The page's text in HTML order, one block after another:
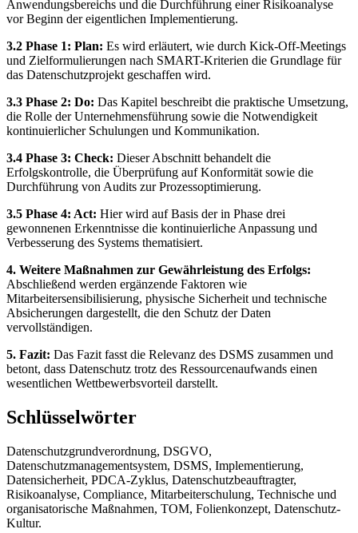
Anwendungsbereichs und die Durchführung einer Risikoanalyse
vor Beginn der eigentlichen Implementierung.
3.2 Phase 1: Plan: Es wird erläutert, wie durch Kick-Off-Meetings
und Zielformulierungen nach SMART-Kriterien die Grundlage für
das Datenschutzprojekt geschaffen wird.
3.3 Phase 2: Do: Das Kapitel beschreibt die praktische Umsetzung,
die Rolle der Unternehmensführung sowie die Notwendigkeit
kontinuierlicher Schulungen und Kommunikation.
3.4 Phase 3: Check: Dieser Abschnitt behandelt die
Erfolgskontrolle, die Überprüfung auf Konformität sowie die
Durchführung von Audits zur Prozessoptimierung.
3.5 Phase 4: Act: Hier wird auf Basis der in Phase drei
gewonnenen Erkenntnisse die kontinuierliche Anpassung und
Verbesserung des Systems thematisiert.
4. Weitere Maßnahmen zur Gewährleistung des Erfolgs:
Abschließend werden ergänzende Faktoren wie
Mitarbeitersensibilisierung, physische Sicherheit und technische
Absicherungen dargestellt, die den Schutz der Daten
vervollständigen.
5. Fazit: Das Fazit fasst die Relevanz des DSMS zusammen und
betont, dass Datenschutz trotz des Ressourcenaufwands einen
wesentlichen Wettbewerbsvorteil darstellt.
Schlüsselwörter
Datenschutzgrundverordnung, DSGVO,
Datenschutzmanagementsystem, DSMS, Implementierung,
Datensicherheit, PDCA-Zyklus, Datenschutzbeauftragter,
Risikoanalyse, Compliance, Mitarbeiterschulung, Technische und
organisatorische Maßnahmen, TOM, Folienkonzept, Datenschutz-
Kultur.